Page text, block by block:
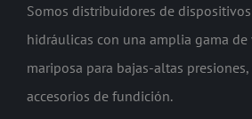
Somos distribuidores de
hidráulicas con una amplia gama
mariposa para bajas-altas
accesorios de fundición.